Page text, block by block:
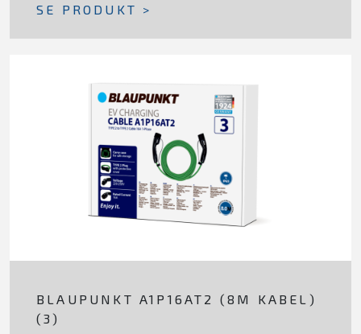
SE PRODUKT >
BLAUPUNKT A1P16AT2 (8M KABEL)
(3)